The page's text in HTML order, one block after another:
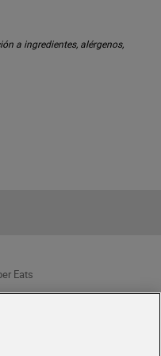
a ingredientes, alérgenos,
Eats